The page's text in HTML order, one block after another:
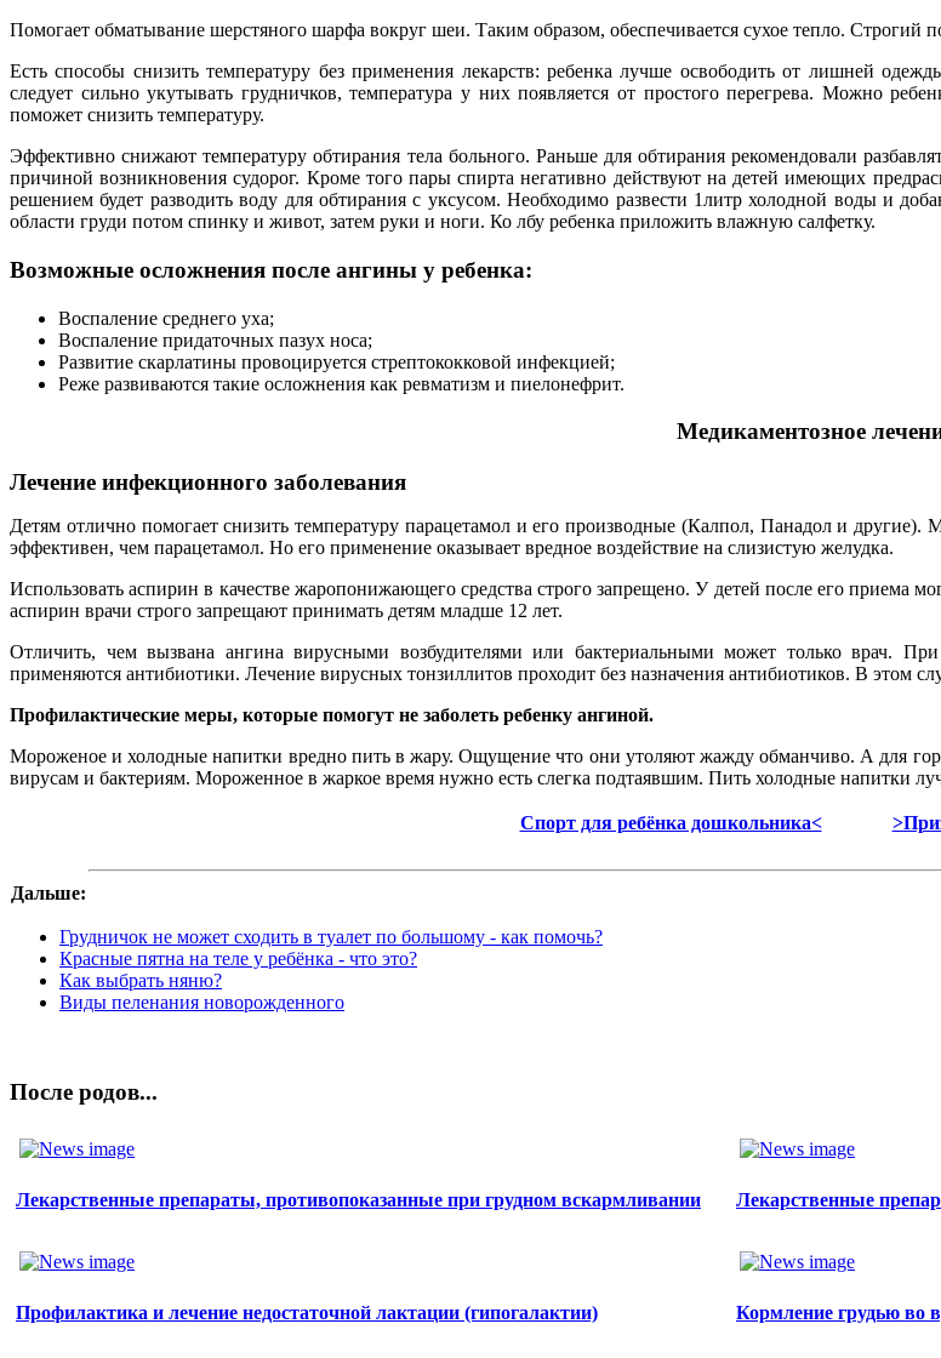
Помогает обматывание шерстяного шарфа вокруг шеи. Таким образом, обеспечивается сухое тепло. Строгий
Есть способы снизить температуру без применения лекарств: ребенка лучше освободить от лишней
следует сильно укутывать грудничков, температура у них появляется от простого перегрева. Можно
поможет снизить температуру.
Эффективно снижают температуру обтирания тела больного. Раньше для обтирания рекомендовали
причиной возникновения судорог. Кроме того пары спирта негативно действуют на детей имеющих
решением будет разводить воду для обтирания с уксусом. Необходимо развести 1литр холодной воды и
области груди потом спинку и живот, затем руки и ноги. Ко лбу ребенка приложить влажную салфетку.
Возможные осложнения после ангины у ребенка:
Воспаление среднего уха;
Воспаление придаточных пазух носа;
Развитие скарлатины провоцируется стрептококковой инфекцией;
Реже развиваются такие осложнения как ревматизм и пиелонефрит.
Медикаментозное
Лечение инфекционного заболевания
Детям отлично помогает снизить температуру парацетамол и его производные (Калпол, Панадол и
эффективен, чем парацетамол. Но его применение оказывает вредное воздействие на слизистую желудка.
Использовать аспирин в качестве жаропонижающего средства строго запрещено. У детей после его приема
аспирин врачи строго запрещают принимать детям младше 12 лет.
Отличить, чем вызвана ангина вирусными возбудителями или бактериальными может только врач.
применяются антибиотики. Лечение вирусных тонзиллитов проходит без назначения антибиотиков. В этом
Профилактические меры, которые помогут не заболеть ребенку ангиной.
Мороженое и холодные напитки вредно пить в жару. Ощущение что они утоляют жажду обманчиво. А для
вирусам и бактериям. Мороженное в жаркое время нужно есть слегка подтаявшим. Пить холодные напитки
Спорт для ребёнка дошкольника<
Дальше:
Грудничок не может сходить в туалет по большому - как помочь?
Красные пятна на теле у ребёнка - что это?
Как выбрать няню?
Виды пеленания новорожденного
После родов...
Лекарственные препараты, противопоказанные при грудном вскармливании Лекарственные
Профилактика и лечение недостаточной лактации (гипогалактии) Кормление грудью во